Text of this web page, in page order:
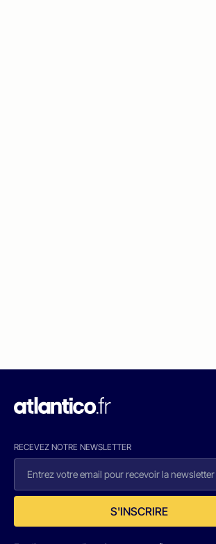
RECEVEZ NOTRE NEWSLETTER
S'INSCRIRE